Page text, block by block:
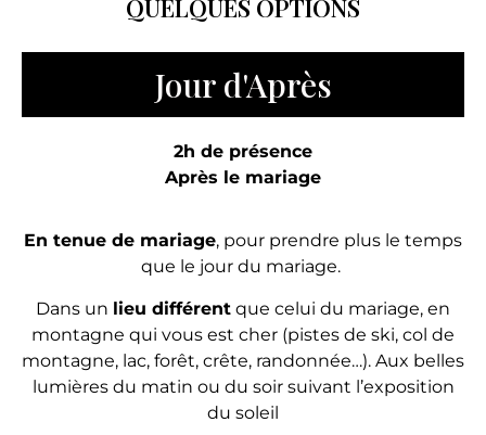
QUELQUES OPTIONS
Jour d'Après
2h de présence
Après le mariage
En tenue de mariage, pour prendre plus le temps
que le jour du mariage.
Dans un lieu différent que celui du mariage, en
montagne qui vous est cher (pistes de ski, col de
montagne, lac, forêt, crête, randonnée…). Aux belles
lumières du matin ou du soir suivant l’exposition
du soleil